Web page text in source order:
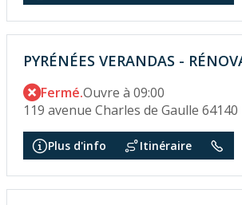
PYRÉNÉES VERANDAS -
Fermé.Ouvre à 09:00
119 avenue Charles de Gaulle 64140
Plus d'info Itinéraire